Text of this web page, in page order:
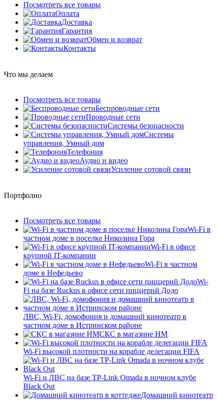
Посмотреть все товары
Оплата
Доставка
Гарантия
Обмен и возврат
Контакты
Что мы делаем
Посмотреть все товары
Беспроводные сети
Проводные сети
Системы безопасности
Системы
управления, Умный дом
Телефония
Аудио и видео
Усиление сотовой связи
Портфолио
Посмотреть все товары
Wi-Fi в
частном доме в поселке Николина Гора
Wi-Fi в офисе
крупной IT-компании
Wi-Fi в частном
доме в Нефедьево
Wi-
Fi на базе Ruckus в офисе сети пиццерий Додо
ЛВС, Wi-Fi, домофония и домашний кинотеатр в
частном доме в Истринском районе
СКС в магазине HM
Wi-Fi высокой плотности на корабле делегации FIFA
Wi-Fi и ЛВС на базе TP-Link Omada в ночном клубе
Black Out
Домашний кинотеатр